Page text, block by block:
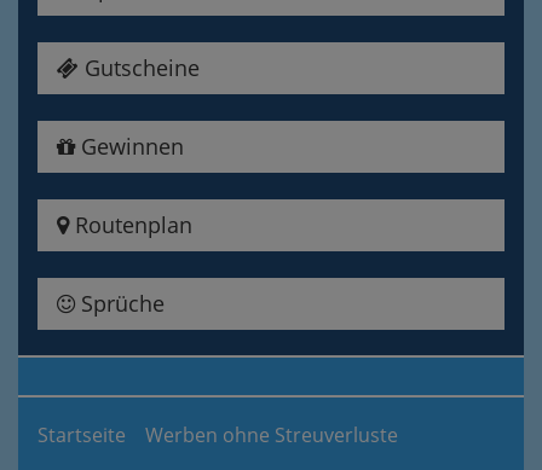
Gutscheine
Gewinnen
Routenplan
Sprüche
Startseite Werben ohne Streuverluste